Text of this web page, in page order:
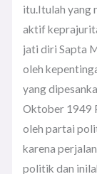
itu.Itulah yang
aktif
jati diri Sapta
oleh
yang
Oktober 1949
oleh partai
karena
politik dan